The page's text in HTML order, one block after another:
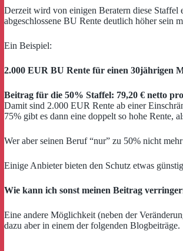
Derzeit wird von einigen Beratern diese
abgeschlossene BU Rente deutlich höher sein
Ein Beispiel:
2.000 EUR BU Rente für einen 30jährigen
Beitrag für die 50% Staffel: 79,20 € netto
Damit sind 2.000 EUR Rente ab einer
75% gibt es dann eine doppelt so hohe Rente,
Wer aber seinen Beruf “nur” zu 50% nicht
Einige Anbieter bieten den Schutz etwas
Wie kann ich sonst meinen Beitrag
Eine andere Möglichkeit (neben der
dazu aber in einem der folgenden Blogbeiträge.